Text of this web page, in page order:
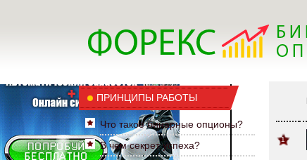
1
ПРИНЦИПЫ РАБОТЫ
Что такое бинарные опционы?
В чем секрет успеха?